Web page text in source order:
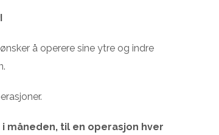
å operere sine ytre og indre
måneden, til en operasjon hver